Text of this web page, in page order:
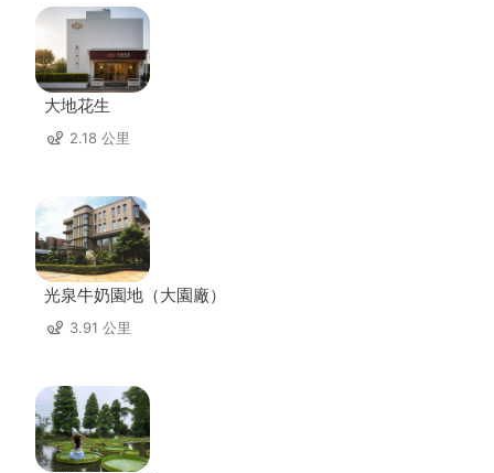
大地花生
2.18 公里
光泉牛奶園地（大園廠）
3.91 公里